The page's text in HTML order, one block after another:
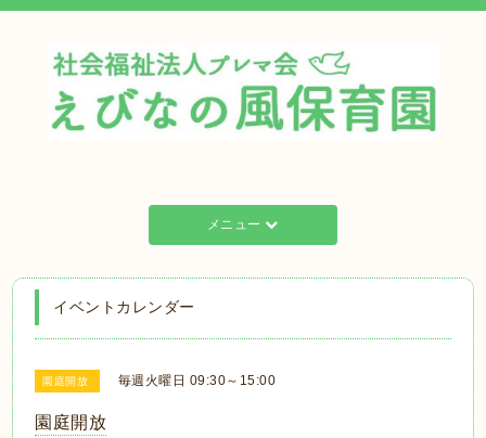
メニュー
イベントカレンダー
園庭開放 毎週火曜日 09:30～15:00
園庭開放